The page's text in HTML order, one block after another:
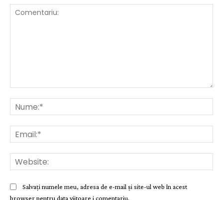
Salvați numele meu, adresa de e-mail și site-ul web în acest
browser pentru data viitoare i comentariu.